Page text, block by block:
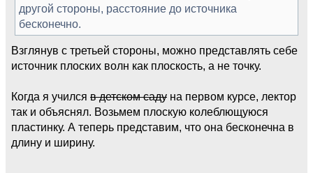
другой стороны, расстояние до источника
бесконечно.
Взглянув с третьей стороны, можно представлять себе
источник плоских волн как плоскость, а не точку.
Когда я учился в детском саду на первом курсе, лектор
так и объяснял. Возьмем плоскую колеблющуюся
пластинку. А теперь представим, что она бесконечна в
длину и ширину.